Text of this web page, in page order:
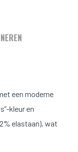
een moderne
kleur en
elastaan), wat